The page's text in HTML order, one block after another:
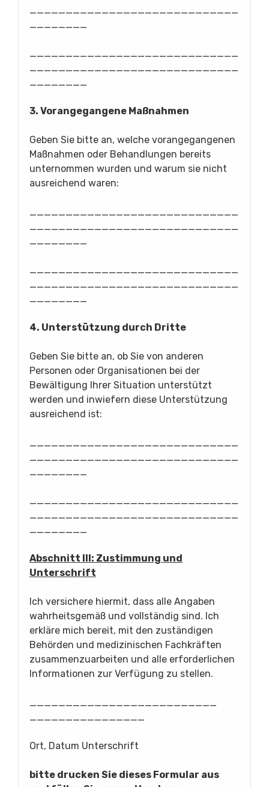
3. Vorangegangene Maßnahmen
Geben Sie bitte an, welche vorangegangenen
Maßnahmen oder Behandlungen bereits
unternommen wurden und warum sie nicht
ausreichend waren:
4. Unterstützung durch Dritte
Geben Sie bitte an, ob Sie von anderen
Personen oder Organisationen bei der
Bewältigung Ihrer Situation unterstützt
werden und inwiefern diese Unterstützung
ausreichend ist:
Abschnitt III: Zustimmung und
Unterschrift
Ich versichere hiermit, dass alle Angaben
wahrheitsgemäß und vollständig sind. Ich
erkläre mich bereit, mit den zuständigen
Behörden und medizinischen Fachkräften
zusammenzuarbeiten und alle erforderlichen
Informationen zur Verfügung zu stellen.
Ort, Datum Unterschrift
bitte drucken Sie dieses Formular aus